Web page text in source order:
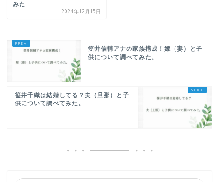
みた
2024年12月15日
笠井信輔アナの家族構成！嫁（妻）と子
供について調べてみた。
笹井千織は結婚してる？夫（旦那）と子
供について調べてみた。